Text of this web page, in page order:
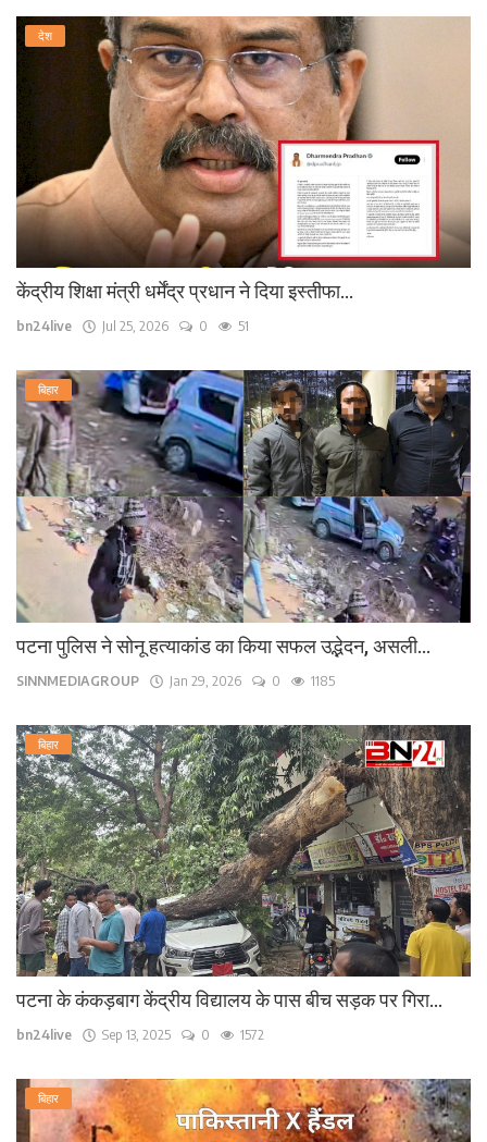
देश
केंद्रीय शिक्षा मंत्री धर्मेंद्र प्रधान ने दिया इस्तीफा...
bn24live Jul 25, 2026 0 51
बिहार
पटना पुलिस ने सोनू हत्याकांड का किया सफल उद्भेदन, असली...
SINNMEDIAGROUP Jan 29, 2026 0 1185
बिहार
पटना के कंकड़बाग केंद्रीय विद्यालय के पास बीच सड़क पर गिरा...
bn24live Sep 13, 2025 0 1572
बिहार